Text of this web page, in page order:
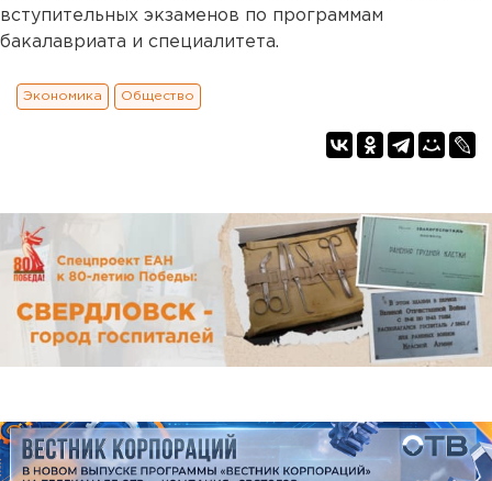
вступительных экзаменов по программам
бакалавриата и специалитета.
Экономика Общество